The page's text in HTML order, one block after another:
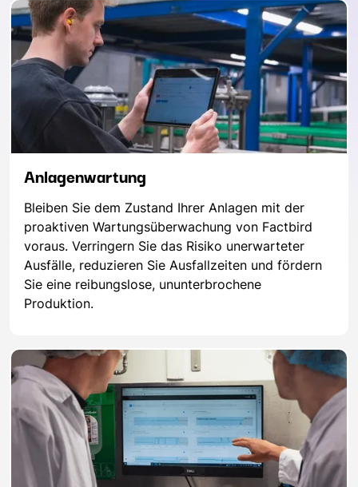
Anlagenwartung
Bleiben Sie dem Zustand Ihrer Anlagen mit der
proaktiven Wartungsüberwachung von Factbird
voraus. Verringern Sie das Risiko unerwarteter
Ausfälle, reduzieren Sie Ausfallzeiten und fördern
Sie eine reibungslose, ununterbrochene
Produktion.